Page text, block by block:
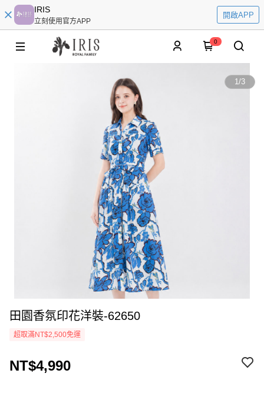
IRIS
立刻使用官方APP
開啟APP
0
1/3
田園香氛印花洋裝-62650
超取滿NT$2,500免運
NT$4,990